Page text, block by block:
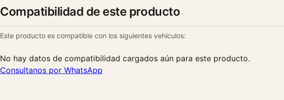
Compatibilidad de este producto
Este producto es compatible con los siguientes vehículos:
No hay datos de compatibilidad cargados aún para este producto.
Consultanos por WhatsApp